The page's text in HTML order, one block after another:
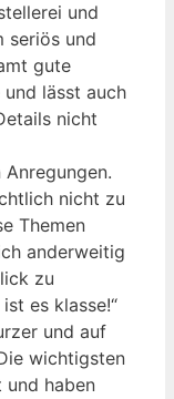
und
seriös und
gute
lässt auch
nicht
nicht zu
Themen
anderweitig
zu
es klasse!“
und auf
wichtigsten
und haben